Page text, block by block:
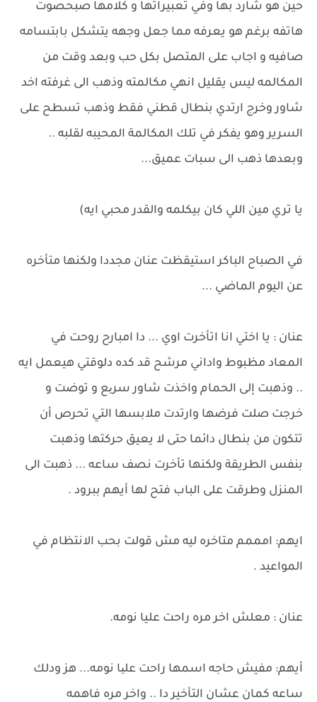
حين هو شارد بها وفي تعبيراتها و كلامها صبحصوت
هاتفه برغم هو يعرفه مما جعل وجهه يتشكل بابتسامه
صافيه و اجاب على المتصل بكل حب وبعد وقت من
المكالمه ليس يقليل انهي مكالمته وذهب الى غرفته اخد
شاور وخرج ارتدي بنطال قطني فقط وذهب تسطح على
السرير وهو يفكر في تلك المكالمة المحيبه لقلبه ..
وبعدها ذهب الى سبات عميق...
يا تري مين اللي كان بيكلمه والقدر محبي ايه)
في الصباح الباكر استيقظت عنان مجددا ولكنها متأخره
عن اليوم الماضي ...
عنان : يا اختي انا اتأخرت اوي ... دا امبارح روحت في
المعاد مظبوط واداني مرشح قد كده دلوقتي هيعمل ايه
.. وذهبت إلى الحمام واخذت شاور سریع و توضت و
خرجت صلت فرضها وارتدت ملابسها التي تحرص أن
تتكون من بنطال دائما حتى لا يعيق حركتها وذهبت
بنفس الطريقة ولكنها تأخرت نصف ساعه ... ذهبت الى
المنزل وطرقت على الباب فتح لها أيهم ببرود .
ايهم: امممم متاخره ليه مش قولت بحب الانتظام في
المواعيد .
عنان : معلش اخر مره راحت عليا نومه.
أيهم: مفيش حاجه اسمها راحت علیا نومه... هز ودلك
ساعه كمان عشان التأخير دا .. واخر مره فاهمه